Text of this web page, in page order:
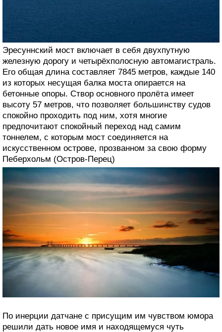
Эресуннский мост включает в себя двухпутную
железную дорогу и четырёхполосную автомагистраль.
Его общая длина составляет 7845 метров, каждые 140
из которых несущая балка моста опирается на
бетонные опоры. Створ основного пролёта имеет
высоту 57 метров, что позволяет большинству судов
спокойно проходить под ним, хотя многие
предпочитают спокойный переход над самим
тоннелем, с которым мост соединяется на
искусственном острове, прозванном за свою форму
Пеберхольм (Остров-Перец)
По инерции датчане с присущим им чувством юмора
решили дать новое имя и находящемуся чуть